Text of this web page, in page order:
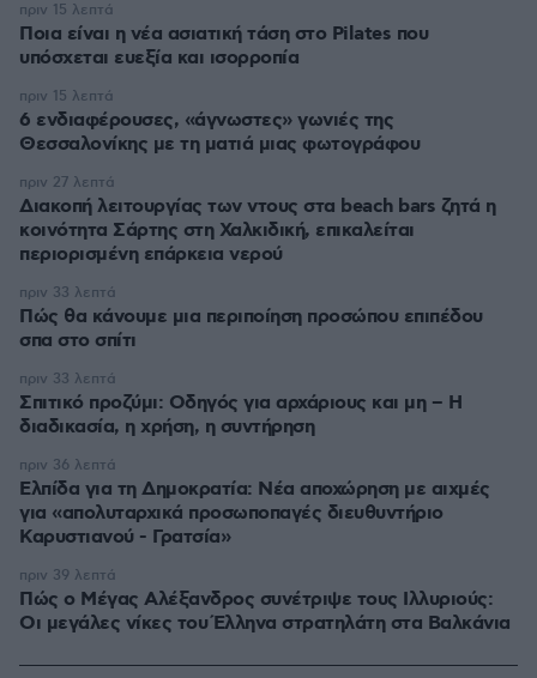
Ποια είναι η νέα ασιατική τάση στο Pilates που
υπόσχεται ευεξία και ισορροπία
πριν 15 λεπτά
6 ενδιαφέρουσες, «άγνωστες» γωνιές της
Θεσσαλονίκης με τη ματιά μιας φωτογράφου
πριν 15 λεπτά
Διακοπή λειτουργίας των ντους στα beach bars ζητά η
κοινότητα Σάρτης στη Χαλκιδική, επικαλείται
περιορισμένη επάρκεια νερού
πριν 27 λεπτά
Πώς θα κάνουμε μια περιποίηση προσώπου επιπέδου
σπα στο σπίτι
πριν 33 λεπτά
Σπιτικό προζύμι: Οδηγός για αρχάριους και μη – Η
διαδικασία, η χρήση, η συντήρηση
πριν 33 λεπτά
Ελπίδα για τη Δημοκρατία: Νέα αποχώρηση με αιχμές
για «απολυταρχικά προσωποπαγές διευθυντήριο
Καρυστιανού - Γρατσία»
πριν 36 λεπτά
Πώς ο Μέγας Αλέξανδρος συνέτριψε τους Ιλλυριούς:
Οι μεγάλες νίκες του Έλληνα στρατηλάτη στα Βαλκάνια
πριν 39 λεπτά